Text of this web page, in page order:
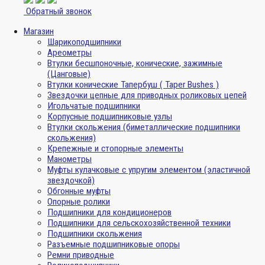
Обратный звонок
Магазин
Шарикоподшипники
Ареометры
Втулки бесшпоночные, конические, зажимные
(Цанговые)
Втулки конические Тапербуш ( Taper Bushes )
Звездочки цепные для приводных роликовых цепей
Игольчатые подшипники
Корпусные подшипниковые узлы
Втулки скольжения (биметаллические подшипники
скольжения)
Крепежные и стопорные элементы
Манометры
Муфты кулачковые с упругим элементом (эластичной
звездочкой)
Обгонные муфты
Опорные ролики
Подшипники для кондиционеров
Подшипники для сельскохозяйственной техники
Подшипники скольжения
Разъемные подшипниковые опоры
Ремни приводные